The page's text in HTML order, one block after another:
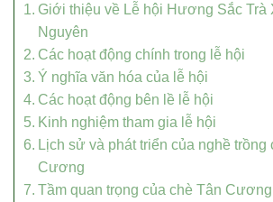
Giới thiệu về Lễ hội Hương Sắc Trà
Nguyên
Các hoạt động chính trong lễ hội
Ý nghĩa văn hóa của lễ hội
Các hoạt động bên lề lễ hội
Kinh nghiệm tham gia lễ hội
Lịch sử và phát triển của nghề trồng
Cương
Tầm quan trọng của chè Tân Cương